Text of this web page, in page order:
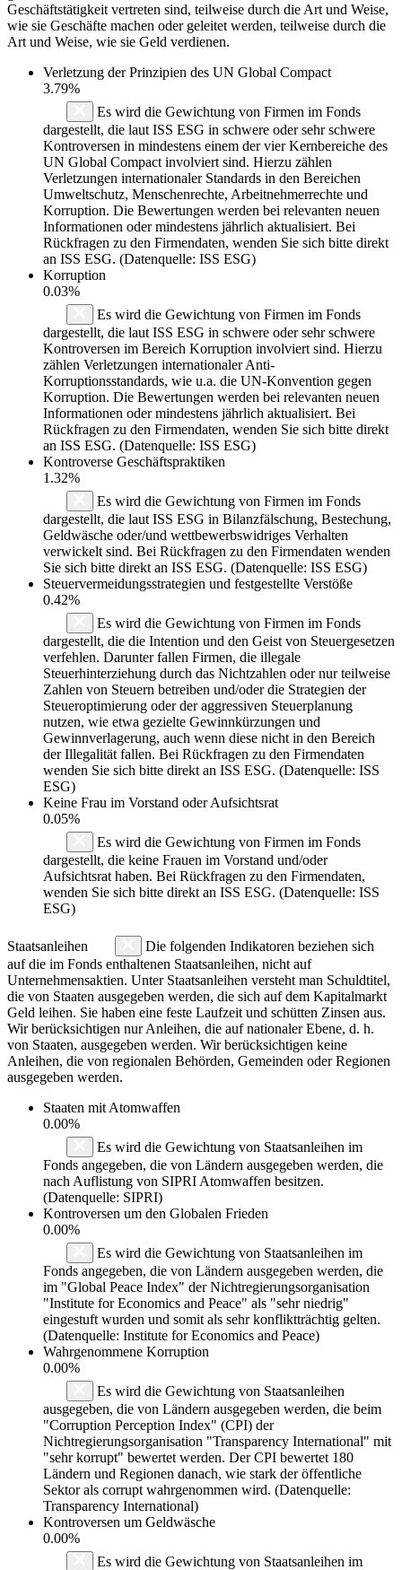
Geschäftstätigkeit vertreten sind, teilweise durch die Art und Weise,
wie sie Geschäfte machen oder geleitet werden, teilweise durch die
Art und Weise, wie sie Geld verdienen.
Verletzung der Prinzipien des UN Global Compact
3.79%
Es wird die Gewichtung von Firmen im Fonds
dargestellt, die laut ISS ESG in schwere oder sehr schwere
Kontroversen in mindestens einem der vier Kernbereiche des
UN Global Compact involviert sind. Hierzu zählen
Verletzungen internationaler Standards in den Bereichen
Umweltschutz, Menschenrechte, Arbeitnehmerrechte und
Korruption. Die Bewertungen werden bei relevanten neuen
Informationen oder mindestens jährlich aktualisiert. Bei
Rückfragen zu den Firmendaten, wenden Sie sich bitte direkt
an ISS ESG. (Datenquelle: ISS ESG)
Korruption
0.03%
Es wird die Gewichtung von Firmen im Fonds
dargestellt, die laut ISS ESG in schwere oder sehr schwere
Kontroversen im Bereich Korruption involviert sind. Hierzu
zählen Verletzungen internationaler Anti-
Korruptionsstandards, wie u.a. die UN-Konvention gegen
Korruption. Die Bewertungen werden bei relevanten neuen
Informationen oder mindestens jährlich aktualisiert. Bei
Rückfragen zu den Firmendaten, wenden Sie sich bitte direkt
an ISS ESG. (Datenquelle: ISS ESG)
Kontroverse Geschäftspraktiken
1.32%
Es wird die Gewichtung von Firmen im Fonds
dargestellt, die laut ISS ESG in Bilanzfälschung, Bestechung,
Geldwäsche oder/und wettbewerbswidriges Verhalten
verwickelt sind. Bei Rückfragen zu den Firmendaten wenden
Sie sich bitte direkt an ISS ESG. (Datenquelle: ISS ESG)
Steuervermeidungsstrategien und festgestellte Verstöße
0.42%
Es wird die Gewichtung von Firmen im Fonds
dargestellt, die die Intention und den Geist von Steuergesetzen
verfehlen. Darunter fallen Firmen, die illegale
Steuerhinterziehung durch das Nichtzahlen oder nur teilweise
Zahlen von Steuern betreiben und/oder die Strategien der
Steueroptimierung oder der aggressiven Steuerplanung
nutzen, wie etwa gezielte Gewinnkürzungen und
Gewinnverlagerung, auch wenn diese nicht in den Bereich
der Illegalität fallen. Bei Rückfragen zu den Firmendaten
wenden Sie sich bitte direkt an ISS ESG. (Datenquelle: ISS
ESG)
Keine Frau im Vorstand oder Aufsichtsrat
0.05%
Es wird die Gewichtung von Firmen im Fonds
dargestellt, die keine Frauen im Vorstand und/oder
Aufsichtsrat haben. Bei Rückfragen zu den Firmendaten,
wenden Sie sich bitte direkt an ISS ESG. (Datenquelle: ISS
ESG)
Staatsanleihen
Die folgenden Indikatoren beziehen sich
auf die im Fonds enthaltenen Staatsanleihen, nicht auf
Unternehmensaktien. Unter Staatsanleihen versteht man Schuldtitel,
die von Staaten ausgegeben werden, die sich auf dem Kapitalmarkt
Geld leihen. Sie haben eine feste Laufzeit und schütten Zinsen aus.
Wir berücksichtigen nur Anleihen, die auf nationaler Ebene, d. h.
von Staaten, ausgegeben werden. Wir berücksichtigen keine
Anleihen, die von regionalen Behörden, Gemeinden oder Regionen
ausgegeben werden.
Staaten mit Atomwaffen
0.00%
Es wird die Gewichtung von Staatsanleihen im
Fonds angegeben, die von Ländern ausgegeben werden, die
nach Auflistung von SIPRI Atomwaffen besitzen.
(Datenquelle: SIPRI)
Kontroversen um den Globalen Frieden
0.00%
Es wird die Gewichtung von Staatsanleihen im
Fonds angegeben, die von Ländern ausgegeben werden, die
im "Global Peace Index" der Nichtregierungsorganisation
"Institute for Economics and Peace" als "sehr niedrig"
eingestuft wurden und somit als sehr konfliktträchtig gelten.
(Datenquelle: Institute for Economics and Peace)
Wahrgenommene Korruption
0.00%
Es wird die Gewichtung von Staatsanleihen
ausgegeben, die von Ländern ausgegeben werden, die beim
"Corruption Perception Index" (CPI) der
Nichtregierungsorganisation "Transparency International" mit
"sehr korrupt" bewertet werden. Der CPI bewertet 180
Ländern und Regionen danach, wie stark der öffentliche
Sektor als corrupt wahrgenommen wird. (Datenquelle:
Transparency International)
Kontroversen um Geldwäsche
0.00%
Es wird die Gewichtung von Staatsanleihen im